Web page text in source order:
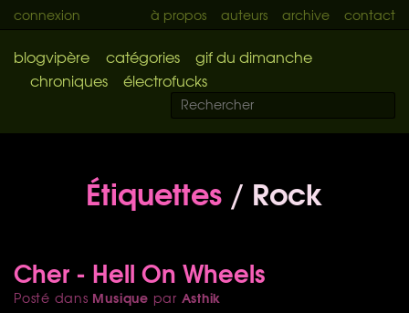
connexion à propos auteurs archive contact
blogvipère catégories
gif du dimanche
chroniques
électrofucks
Étiquettes / Rock
Cher - Hell On Wheels
Posté dans Musique par Asthik